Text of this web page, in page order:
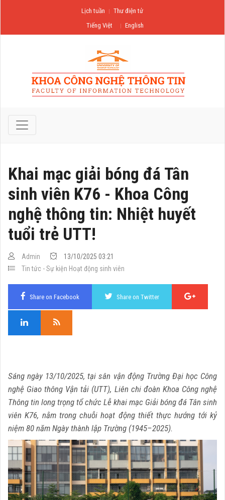
Lịch tuần
Thư điện tử
Tiếng Việt
English
Khai mạc giải bóng đá Tân
sinh viên K76 - Khoa Công
nghệ thông tin: Nhiệt huyết
tuổi trẻ UTT!
Admin
13/10/2025 03:21
Tin tức - Sự kiện Hoạt động sinh viên
Share on Facebook Share on Twitter
Sáng ngày 13/10/2025, tại sân vận động Trường Đại học Công
nghệ Giao thông Vận tải (UTT), Liên chi đoàn Khoa Công nghệ
Thông tin long trọng tổ chức Lễ khai mạc Giải bóng đá Tân sinh
viên K76, nằm trong chuỗi hoạt động thiết thực hướng tới kỷ
niệm 80 năm Ngày thành lập Trường (1945–2025).